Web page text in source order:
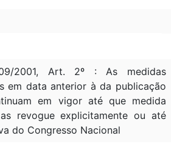
2001, Art. 2º : As medidas
em data anterior à da publicação
em vigor até que medida
revogue explicitamente ou até
do Congresso Nacional